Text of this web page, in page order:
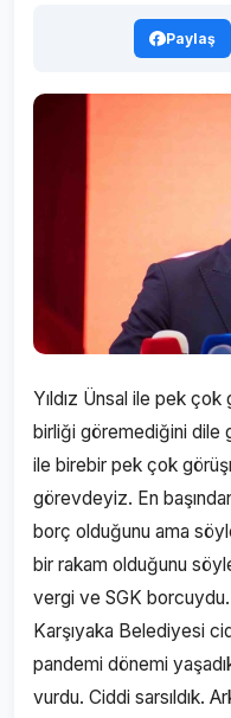
Paylaş
Yıldız Ünsal ile pek
birliği göremediğini dile
ile birebir pek çok
görevdeyiz. En
borç olduğunu ama
bir rakam olduğunu
vergi ve SGK borcuydu.
Karşıyaka Belediyesi
pandemi dönemi
vurdu. Ciddi sarsıldık.